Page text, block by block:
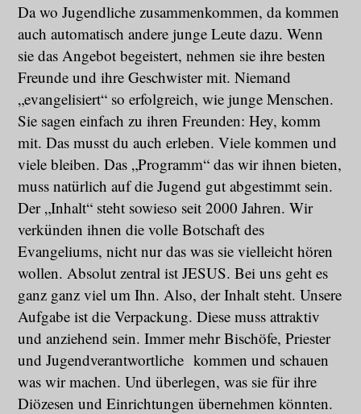
Da wo Jugendliche zusammenkommen, da kommen
auch automatisch andere junge Leute dazu. Wenn
sie das Angebot begeistert, nehmen sie ihre besten
Freunde und ihre Geschwister mit. Niemand
„evangelisiert“ so erfolgreich, wie junge Menschen.
Sie sagen einfach zu ihren Freunden: Hey, komm
mit. Das musst du auch erleben. Viele kommen und
viele bleiben. Das „Programm“ das wir ihnen bieten,
muss natürlich auf die Jugend gut abgestimmt sein.
Der „Inhalt“ steht sowieso seit 2000 Jahren. Wir
verkünden ihnen die volle Botschaft des
Evangeliums, nicht nur das was sie vielleicht hören
wollen. Absolut zentral ist JESUS. Bei uns geht es
ganz ganz viel um Ihn. Also, der Inhalt steht. Unsere
Aufgabe ist die Verpackung. Diese muss attraktiv
und anziehend sein. Immer mehr Bischöfe, Priester
und Jugendverantwortliche kommen und schauen
was wir machen. Und überlegen, was sie für ihre
Diözesen und Einrichtungen übernehmen könnten.